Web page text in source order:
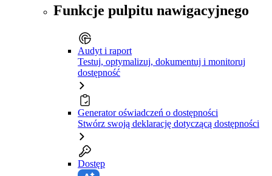
Funkcje pulpitu nawigacyjnego
Audyt i raport
Testuj, optymalizuj, dokumentuj i monitoruj
dostępność
Generator oświadczeń o dostępności
Stwórz swoją deklarację dotyczącą dostępności
Dostęp